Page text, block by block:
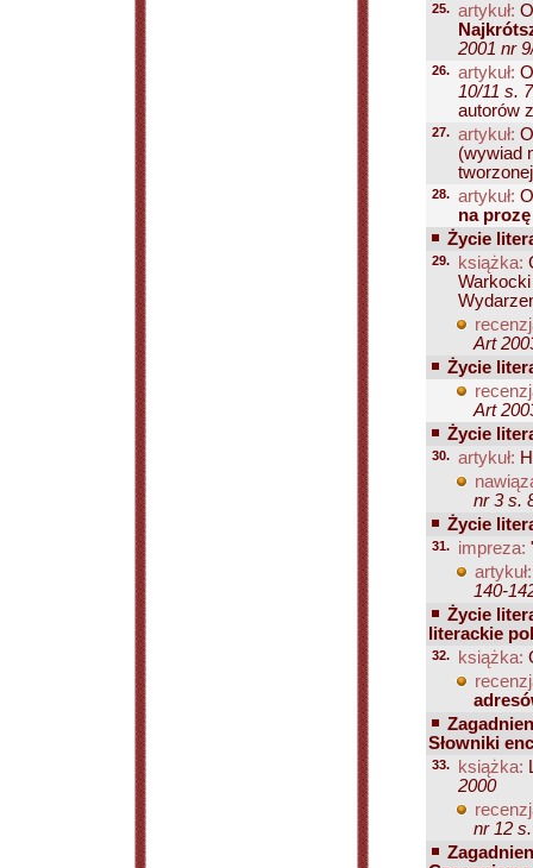
25. artykuł:
2001 nr
26. artykuł:
10/11 s.
autorów
27. artykuł:
(wywiad
28. artykuł:
na
Życie
29. książka:
Art
Życie
Art
Życie
30. artykuł:
nr 3 s.
Życie
31. impreza:
artykuł:
140-
Życie
literackie
32. książka:
Słowniki
33. książka:
2000
nr 12